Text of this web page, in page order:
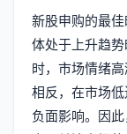
新股申购的最
体处于上升趋势
时，市场情绪
相反，在市场
负面影响。因